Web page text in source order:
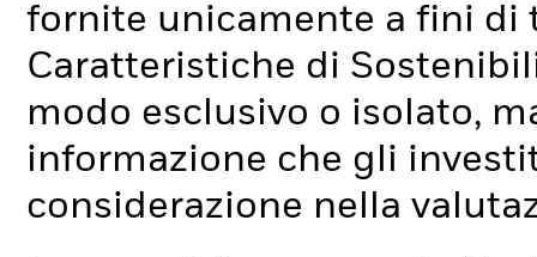
fornite unicamente a fini di
Caratteristiche di
modo esclusivo o isolato,
informazione che gli
considerazione nella